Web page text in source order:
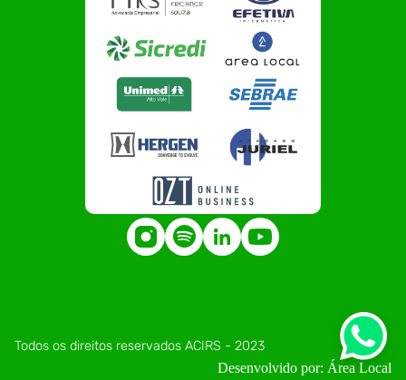
Todos os direitos reservados ACIRS - 2023
Desenvolvido por: Área Local